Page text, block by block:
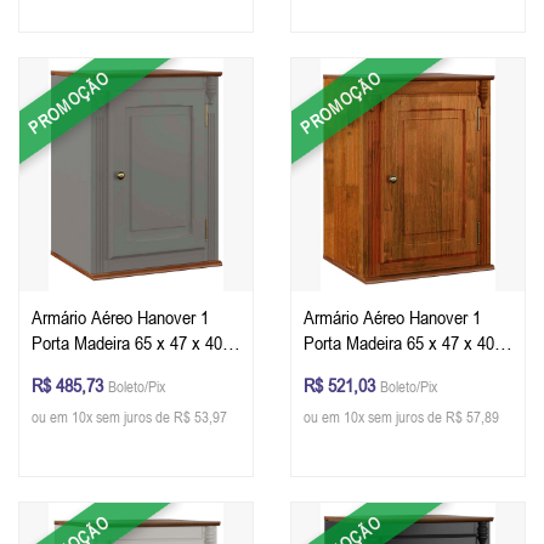
PROMOÇÃO
Armário Aéreo Hanover 1
Porta Madeira 65 x 47 x 40
Escuro - Imbuia Glazer
R$ 485,73 Boleto/Pix
ou em 10x sem juros de R$ 53,97
PROMOÇÃO
Armário Aéreo Hanover 1
Porta Madeira 65 x 47 x 40
Glazer
R$ 521,03 Boleto/Pix
ou em 10x sem juros de R$ 57,89